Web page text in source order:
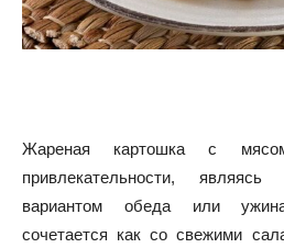
Жареная картошка с
привлекательности,
вариантом обеда или
сочетается как со свежими